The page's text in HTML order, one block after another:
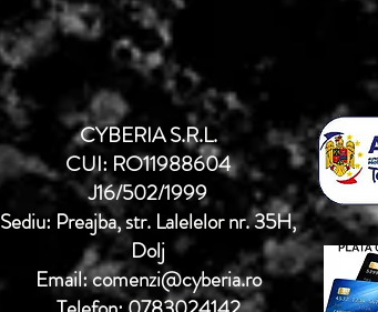
CYBERIA S.R.L.
CUI: RO11988604
J16/502/1999
Sediu: Preajba, str. Lalelelor nr. 35H,
Dolj
Email: comenzi@cyberia.ro